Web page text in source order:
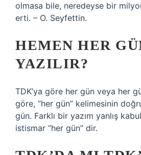
olmasa bile, neredeyse bir
erti. – O. Seyfettin.
HEMEN HER
YAZILIR?
TDK’ya göre her gün veya her
göre, “her gün” kelimesinin
gün. Farklı bir yazım yanlış
istismar “her gün” dir.